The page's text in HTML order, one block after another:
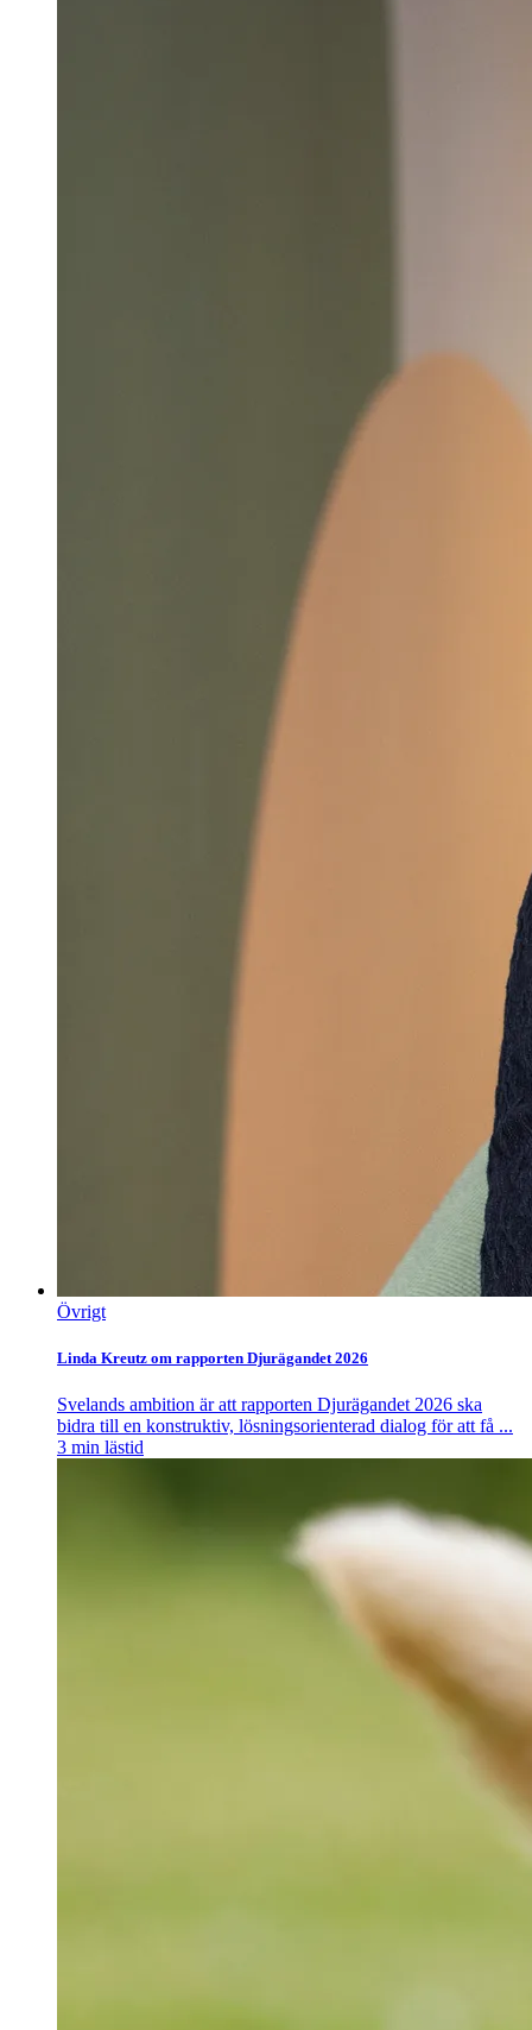
Övrigt
Linda Kreutz om rapporten Djurägandet 2026
Svelands ambition är att rapporten Djurägandet 2026 ska
bidra till en konstruktiv, lösningsorienterad dialog för att få ...
3 min lästid